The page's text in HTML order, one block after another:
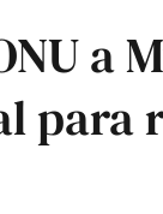
a
para